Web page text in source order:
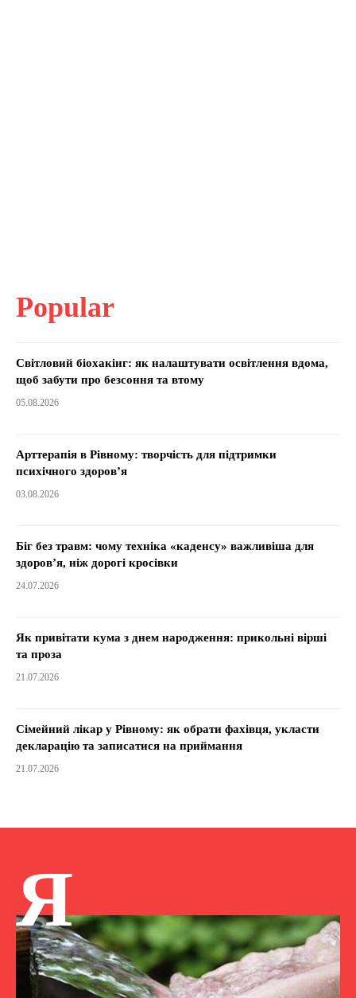
Popular
Світловий біохакінг: як налаштувати освітлення вдома,
щоб забути про безсоння та втому
05.08.2026
Арттерапія в Рівному: творчість для підтримки
психічного здоров’я
03.08.2026
Біг без травм: чому техніка «каденсу» важливіша для
здоров’я, ніж дорогі кросівки
24.07.2026
Як привітати кума з днем народження: прикольні вірші
та проза
21.07.2026
Сімейний лікар у Рівному: як обрати фахівця, укласти
декларацію та записатися на приймання
21.07.2026
Я